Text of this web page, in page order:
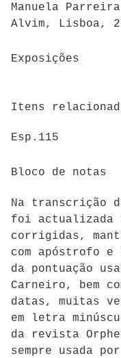
Manuela
Alvim, Lisboa,
Exposições
Itens
Esp.115
Bloco de notas
Na transcrição
foi actualizada
corrigidas,
com apóstrofo
da pontuação
Carneiro, bem
datas, muitas
em letra
da revista
sempre usada